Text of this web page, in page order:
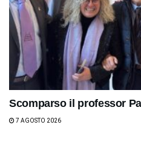
Scomparso il professor
7 AGOSTO 2026